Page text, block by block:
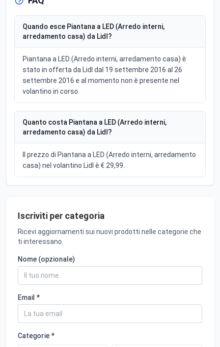
Quando esce Piantana a LED (Arredo interni,
arredamento casa) da Lidl?
Piantana a LED (Arredo interni, arredamento casa) è
stato in offerta da Lidl dal 19 settembre 2016 al 26
settembre 2016 e al momento non è presente nel
volantino in corso.
Quanto costa Piantana a LED (Arredo interni,
arredamento casa) da Lidl?
Il prezzo di Piantana a LED (Arredo interni, arredamento
casa) nel volantino Lidl è € 29,99.
Iscriviti per categoria
Ricevi aggiornamenti sui nuovi prodotti nelle categorie che
ti interessano.
Nome (opzionale)
Email *
Categorie *